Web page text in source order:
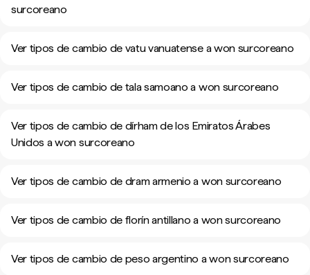
surcoreano
Ver tipos de cambio de vatu vanuatense a won surcoreano
Ver tipos de cambio de tala samoano a won surcoreano
Ver tipos de cambio de dírham de los Emiratos Árabes
Unidos a won surcoreano
Ver tipos de cambio de dram armenio a won surcoreano
Ver tipos de cambio de florín antillano a won surcoreano
Ver tipos de cambio de peso argentino a won surcoreano